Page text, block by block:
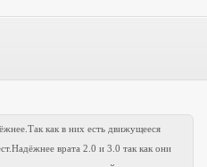
как в них есть движущееся
врата 2.0 и 3.0 так как они